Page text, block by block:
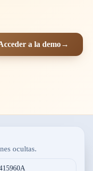
a la demo→
ocultas.